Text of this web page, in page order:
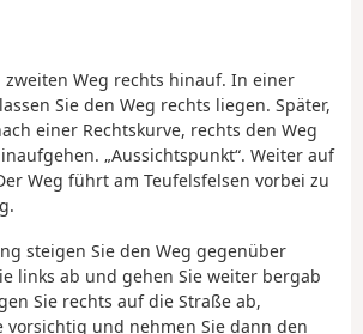
zweiten Weg rechts hinauf. In einer
Sie den Weg rechts liegen. Später,
einer Rechtskurve, rechts den Weg
„Aussichtspunkt“. Weiter auf
Weg führt am Teufelsfelsen vorbei zu
steigen Sie den Weg gegenüber
links ab und gehen Sie weiter bergab
Sie rechts auf die Straße ab,
vorsichtig und nehmen Sie dann den